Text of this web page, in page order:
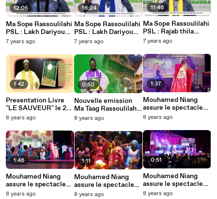
12:05
Ma Sope Rassoulilahi
PSL : Lakh Dariyou
(Jurisprudence )-
7 years ago
1:42
Presentation Livre
"LE SAUVEUR" le 20
Janvier à la Medina
8 years ago
1:46
Mouhamed Niang
assure le spectacle
au grand theatre
8 years ago
16:24
Ma Sope Rassoulilahi
PSL : Lakh Dariyou
(Jurisprudence )-
7 years ago
0:50
Nouvelle emission
Ma Taag Rassoulilahi
PSL avec Mohamed
Fondation Keur
Rassoul
8 years ago
1:11
Mouhamed Niang
assure le spectacle
au grand theatre
8 years ago
11:46
Ma Sope Rassoulilahi
PSL : Rajab thila
Borome Bi recevoir
PSL
7 years ago
1:37
Mouhamed Niang
assure le spectacle
au grand theatre
8 years ago
0:51
Mouhamed Niang
assure le spectacle
au grand theatre
8 years ago